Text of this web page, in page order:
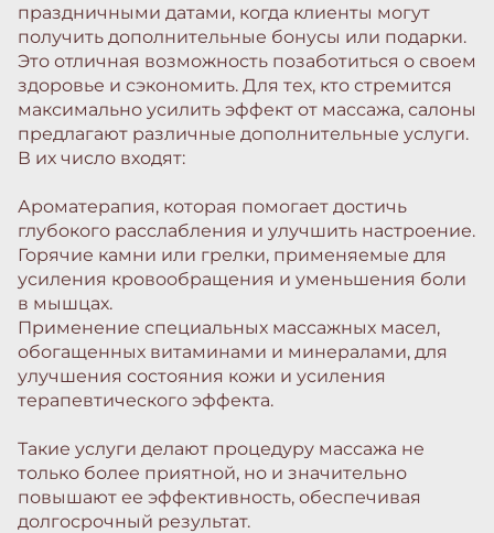
праздничными датами, когда клиенты могут
получить дополнительные бонусы или подарки.
Это отличная возможность позаботиться о своем
здоровье и сэкономить. Для тех, кто стремится
максимально усилить эффект от массажа, салоны
предлагают различные дополнительные услуги.
В их число входят:
Ароматерапия, которая помогает достичь
глубокого расслабления и улучшить настроение.
Горячие камни или грелки, применяемые для
усиления кровообращения и уменьшения боли
в мышцах.
Применение специальных массажных масел,
обогащенных витаминами и минералами, для
улучшения состояния кожи и усиления
терапевтического эффекта.
Такие услуги делают процедуру массажа не
только более приятной, но и значительно
повышают ее эффективность, обеспечивая
долгосрочный результат.